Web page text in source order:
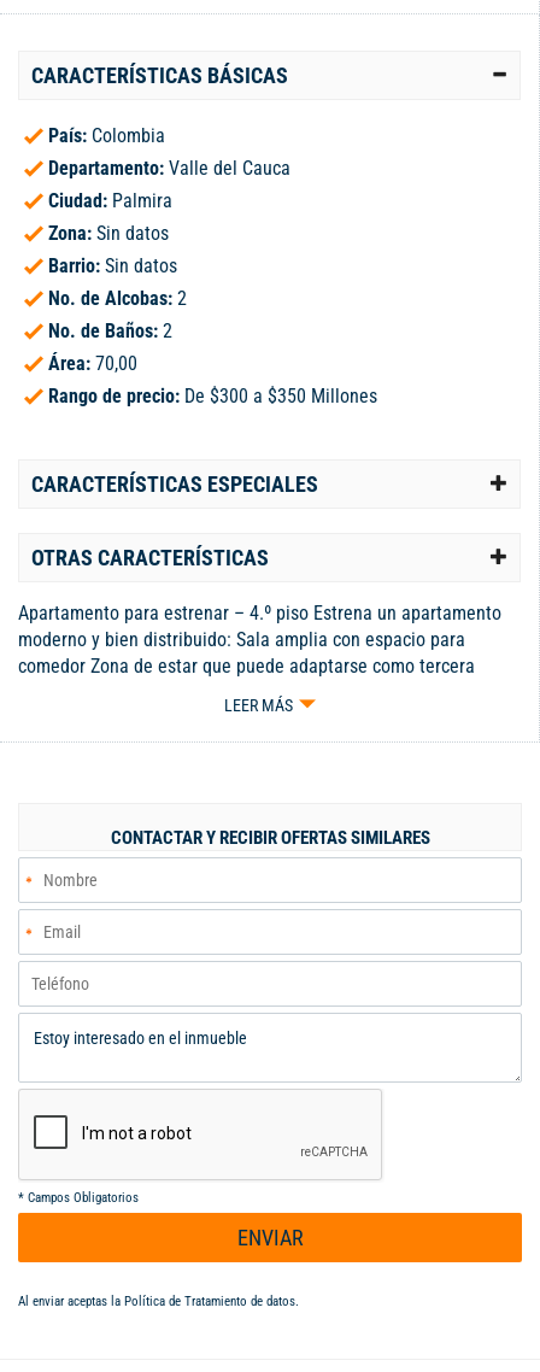
CARACTERÍSTICAS BÁSICAS
País: Colombia
Departamento: Valle del Cauca
Ciudad: Palmira
Zona: Sin datos
Barrio: Sin datos
No. de Alcobas: 2
No. de Baños: 2
Área: 70,00
Rango de precio: De $300 a $350 Millones
CARACTERÍSTICAS ESPECIALES
OTRAS CARACTERÍSTICAS
Apartamento para estrenar – 4.º piso Estrena un apartamento
moderno y bien distribuido: Sala amplia con espacio para
comedor Zona de estar que puede adaptarse como tercera
habitación 2 habitaciones, la principal con baño privado Baño
elegante Calentador de agua y aire acondicionado incluidos Una
LEER MÁS
CONTACTAR Y RECIBIR OFERTAS SIMILARES
* Campos Obligatorios
ENVIAR
Al enviar aceptas la Política de Tratamiento de datos.